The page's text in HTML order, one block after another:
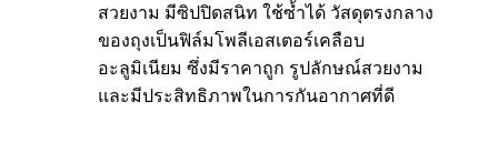
สวยงาม มีซิปปิดสนิท ใช้ซ้ำได้ วัสดุตรงกลาง
ของถุงเป็นฟิล์มโพลีเอสเตอร์เคลือบ
อะลูมิเนียม ซึ่งมีราคาถูก รูปลักษณ์สวยงาม
และมีประสิทธิภาพในการกันอากาศที่ดี